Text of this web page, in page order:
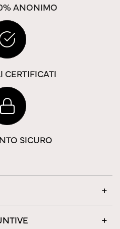
ANONIMO
CERTIFICATI
SICURO